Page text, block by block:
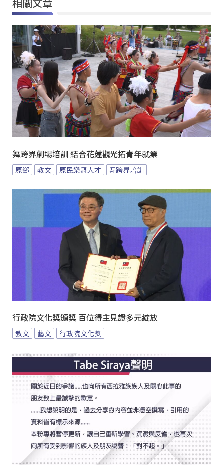
相關文章
舞跨界劇場培訓 結合花蓮觀光拓青年就業
原鄉 教文 原民樂舞人才 舞跨界培訓
行政院文化獎頒獎 百位得主見證多元綻放
教文 藝文 行政院文化獎